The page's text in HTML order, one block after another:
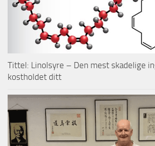
Tittel: Linolsyre – Den mest skadelige
kostholdet ditt